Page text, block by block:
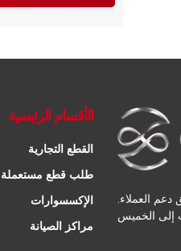
دعم العملاء.
الأقسام الرئيسية
القطع التجارية
طلب قطع مستعملة
الإكسسوارات
مراكز الصيانة